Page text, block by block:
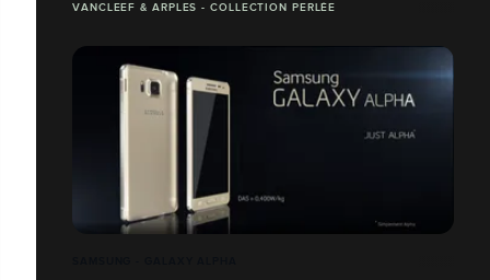
VANCLEEF & ARPLES - COLLECTION PERLÉE